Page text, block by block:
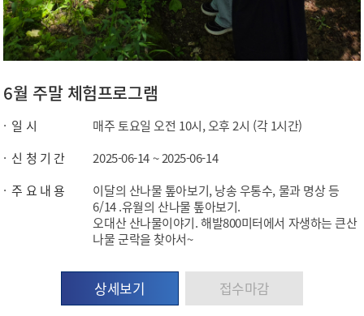
6월 주말 체험프로그램
일 시
매주 토요일 오전 10시, 오후 2시 (각 1시간)
신 청 기 간
2025-06-14 ~ 2025-06-14
주 요 내 용
이달의 산나물 톺아보기, 낭송 우통수, 물과 명상 등
6/14 .유월의 산나물 톺아보기.
오대산 산나물이야기. 해발800미터에서 자생하는 큰산
나물 군락을 찾아서~
상세보기